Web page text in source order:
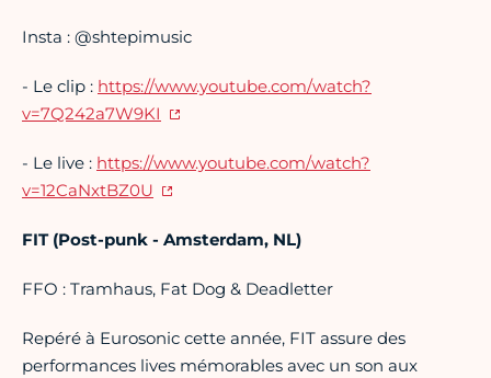
Insta : @shtepimusic
- Le clip : https://www.youtube.com/watch?
v=7Q242a7W9KI
- Le live : https://www.youtube.com/watch?
v=12CaNxtBZ0U
FIT (Post-punk - Amsterdam, NL)
FFO : Tramhaus, Fat Dog & Deadletter
Repéré à Eurosonic cette année, FIT assure des
performances lives mémorables avec un son aux